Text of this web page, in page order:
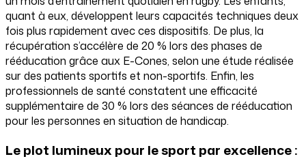
quant à eux, développent leurs capacités techniques deux
fois plus rapidement avec ces dispositifs. De plus, la
récupération s’accélère de 20 % lors des phases de
rééducation grâce aux E-Cones, selon une étude réalisée
sur des patients sportifs et non-sportifs. Enfin, les
professionnels de santé constatent une efficacité
supplémentaire de 30 % lors des séances de rééducation
pour les personnes en situation de handicap.
Le plot lumineux pour le sport par excellence :